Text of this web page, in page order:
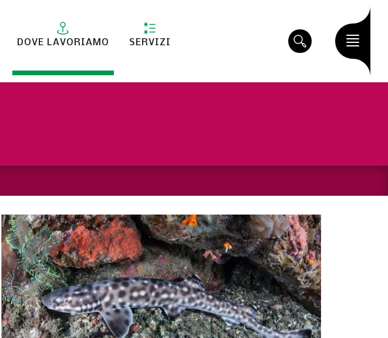
DOVE LAVORIAMO SERVIZI